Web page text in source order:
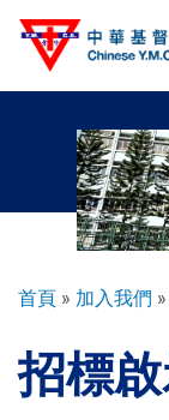
導
連
結
首頁 加入我們
招標